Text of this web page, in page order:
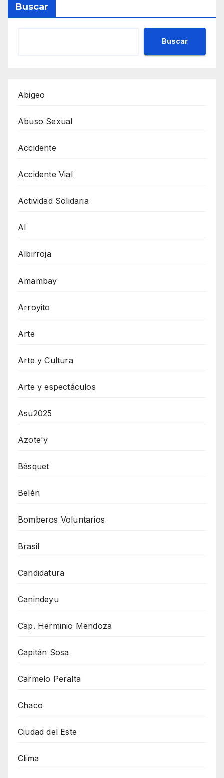
Buscar
Buscar
Abigeo
Abuso Sexual
Accidente
Accidente Vial
Actividad Solidaria
AI
Albirroja
Amambay
Arroyito
Arte
Arte y Cultura
Arte y espectáculos
Asu2025
Azote'y
Básquet
Belén
Bomberos Voluntarios
Brasil
Candidatura
Canindeyu
Cap. Herminio Mendoza
Capitán Sosa
Carmelo Peralta
Chaco
Ciudad del Este
Clima